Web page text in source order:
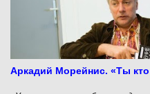
Аркадий Морейнис. «Ты кто